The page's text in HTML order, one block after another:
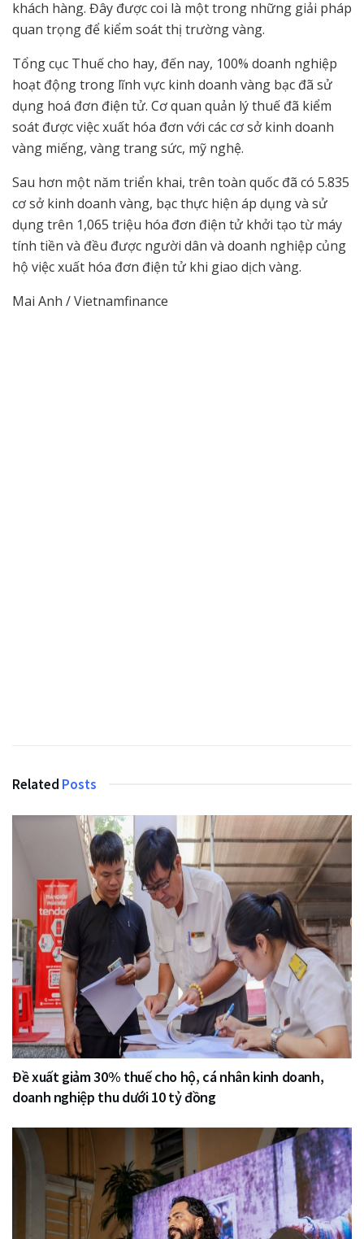
khách hàng. Đây được coi là một trong những giải pháp
quan trọng để kiểm soát thị trường vàng.
Tổng cục Thuế cho hay, đến nay, 100% doanh nghiệp
hoạt động trong lĩnh vực kinh doanh vàng bạc đã sử
dụng hoá đơn điện tử. Cơ quan quản lý thuế đã kiểm
soát được việc xuất hóa đơn với các cơ sở kinh doanh
vàng miếng, vàng trang sức, mỹ nghệ.
Sau hơn một năm triển khai, trên toàn quốc đã có 5.835
cơ sở kinh doanh vàng, bạc thực hiện áp dụng và sử
dụng trên 1,065 triệu hóa đơn điện tử khởi tạo từ máy
tính tiền và đều được người dân và doanh nghiệp củng
hộ việc xuất hóa đơn điện tử khi giao dịch vàng.
Mai Anh / Vietnamfinance
Related Posts
Đề xuất giảm 30% thuế cho hộ, cá nhân kinh doanh,
doanh nghiệp thu dưới 10 tỷ đồng